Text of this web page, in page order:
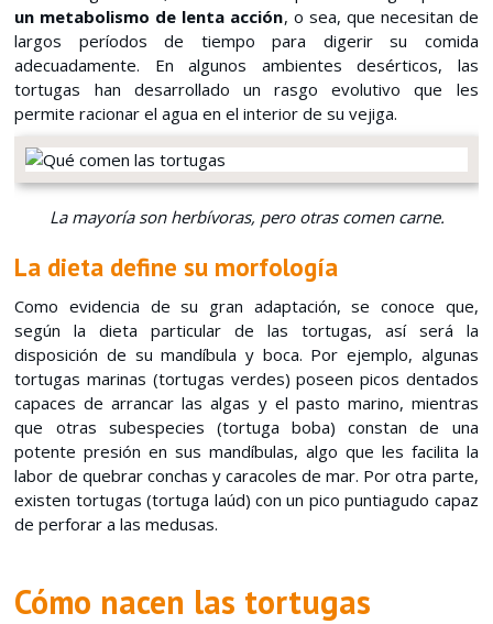
un metabolismo de lenta acción, o sea, que necesitan de
largos períodos de tiempo para digerir su comida
adecuadamente. En algunos ambientes desérticos, las
tortugas han desarrollado un rasgo evolutivo que les
permite racionar el agua en el interior de su vejiga.
La mayoría son herbívoras, pero otras comen carne.
La dieta define su morfología
Como evidencia de su gran adaptación, se conoce que,
según la dieta particular de las tortugas, así será la
disposición de su mandíbula y boca. Por ejemplo, algunas
tortugas marinas (tortugas verdes) poseen picos dentados
capaces de arrancar las algas y el pasto marino, mientras
que otras subespecies (tortuga boba) constan de una
potente presión en sus mandíbulas, algo que les facilita la
labor de quebrar conchas y caracoles de mar. Por otra parte,
existen tortugas (tortuga laúd) con un pico puntiagudo capaz
de perforar a las medusas.
Cómo nacen las tortugas